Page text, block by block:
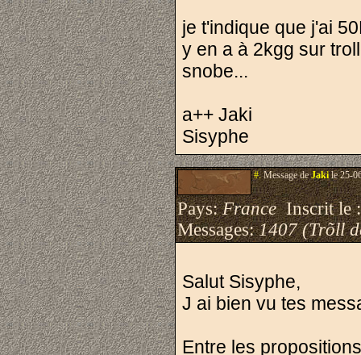
je t'indique que j'ai
y en a à 2kgg sur
snobe...
a++ Jaki
Sisyphe
#.Message deJakile 25-
Pays:FranceInscrit le
Messages:1407 (Trõll
Salut Sisyphe,
J ai bien vu tes
Entre les